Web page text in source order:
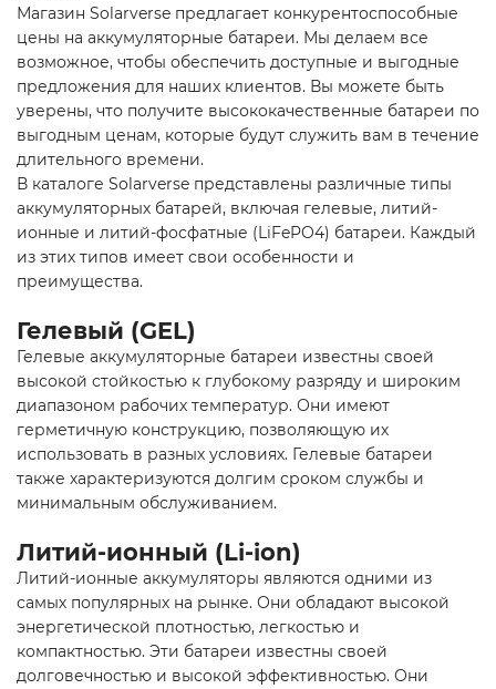
Магазин Solarverse предлагает конкурентоспособные
цены на аккумуляторные батареи. Мы делаем все
возможное, чтобы обеспечить доступные и выгодные
предложения для наших клиентов. Вы можете быть
уверены, что получите высококачественные батареи по
выгодным ценам, которые будут служить вам в течение
длительного времени.
В каталоге Solarverse представлены различные типы
аккумуляторных батарей, включая гелевые, литий-
ионные и литий-фосфатные (LiFePO4) батареи. Каждый
из этих типов имеет свои особенности и
преимущества.
Гелевый (GEL)
Гелевые аккумуляторные батареи известны своей
высокой стойкостью к глубокому разряду и широким
диапазоном рабочих температур. Они имеют
герметичную конструкцию, позволяющую их
использовать в разных условиях. Гелевые батареи
также характеризуются долгим сроком службы и
минимальным обслуживанием.
Литий-ионный (Li-ion)
Литий-ионные аккумуляторы являются одними из
самых популярных на рынке. Они обладают высокой
энергетической плотностью, легкостью и
компактностью. Эти батареи известны своей
долговечностью и высокой эффективностью. Они